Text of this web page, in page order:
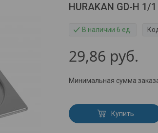
HURAKAN GD-H 1/1
В наличии 6 ед.
29,86 руб.
Минимальная сумма
Купить